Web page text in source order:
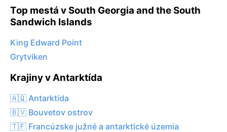
Top mestá v South Georgia and the South
Sandwich Islands
King Edward Point
Grytviken
Krajiny v Antarktída
🇦🇶 Antarktída
🇧🇻 Bouvetov ostrov
🇹🇫 Francúzske južné a antarktické územia